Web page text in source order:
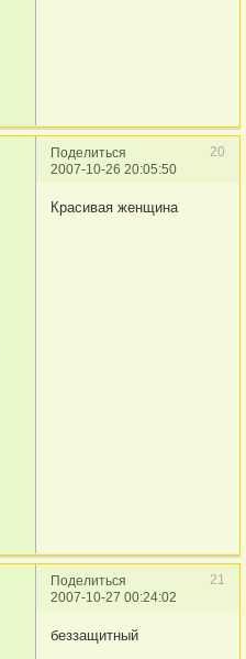
Поделиться
20
2007-10-26 20:05:50
Красивая женщина
Поделиться
21
2007-10-27 00:24:02
беззащитный